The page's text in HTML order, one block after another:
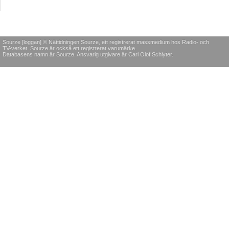
Sourze [loggan] © Nättidningen Sourze, ett registrerat massmedium hos Radio- och
TV-verket. Sourze är också ett registrerat varumärke.
Databasens namn är Sourze. Ansvarig utgivare är Carl Olof Schlyter.